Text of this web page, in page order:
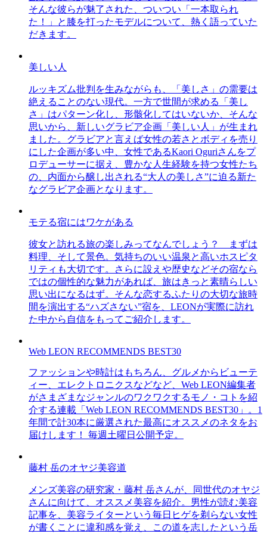
そんな彼らが魅了された、ついつい「一本取られ
た！」と膝を打ったモデルについて、熱く語っていた
だきます。
美しい人
ルッキズム批判を生みながらも、「美しさ」の需要は
絶えることのない現代。一方で世間が求める「美し
さ」はパターン化し、形骸化してはいないか、そんな
思いから、新しいグラビア企画「美しい人」が生まれ
ました。グラビアと言えば女性の若さとボディを売り
にした企画が多い中、女性であるKaori Oguriさんをプ
ロデューサーに据え、豊かな人生経験を持つ女性たち
の、内面から醸し出される“大人の美しさ”に迫る新た
なグラビア企画となります。
モテる宿にはワケがある
彼女と訪れる旅の楽しみってなんでしょう？ まずは
料理、そして景色。気持ちのいい温泉と高いホスピタ
リティも大切です。さらに設えや歴史などその宿なら
ではの個性的な魅力があれば、旅はきっと素晴らしい
思い出になるはず。そんな恋するふたりの大切な旅時
間を演出する“ハズさない”宿を、LEONが実際に訪れ
た中から自信をもってご紹介します。
Web LEON RECOMMENDS BEST30
ファッションや時計はもちろん、グルメからビューテ
ィー、エレクトロニクスなどなど、Web LEON編集者
がさまざまなジャンルのワクワクするモノ・コトを紹
介する連載「Web LEON RECOMMENDS BEST30」。1
年間で計30本に厳選された最高にオススメのネタをお
届けします！ 毎週土曜日公開予定。
藤村 岳のオヤジ美容道
メンズ美容の研究家・藤村 岳さんが、同世代のオヤジ
さんに向けて、オススメ美容を紹介。男性が読む美容
記事を、美容ライターという毎日ヒゲを剃らない女性
が書くことに違和感を覚え、この道を志したという岳